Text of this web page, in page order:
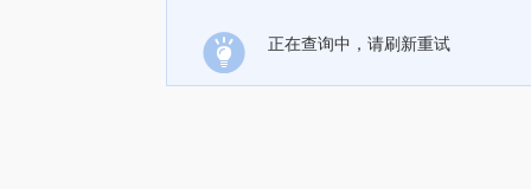
正在查询中，请刷新重试